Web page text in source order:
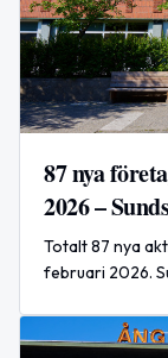
87 nya
2026 –
Totalt 87 nya
februari 2026.